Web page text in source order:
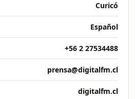
Curicó
Español
+56 2 27534488
prensa@digitalfm.cl
digitalfm.cl